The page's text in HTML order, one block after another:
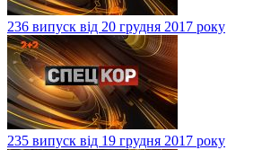
236 випуск від 20 грудня 2017 року
235 випуск від 19 грудня 2017 року